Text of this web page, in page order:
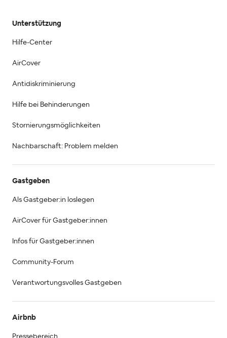
Unterstützung
Hilfe-Center
AirCover
Antidiskriminierung
Hilfe bei Behinderungen
Stornierungsmöglichkeiten
Nachbarschaft: Problem melden
Gastgeben
Als Gastgeber:in loslegen
AirCover für Gastgeber:innen
Infos für Gastgeber:innen
Community-Forum
Verantwortungsvolles Gastgeben
Airbnb